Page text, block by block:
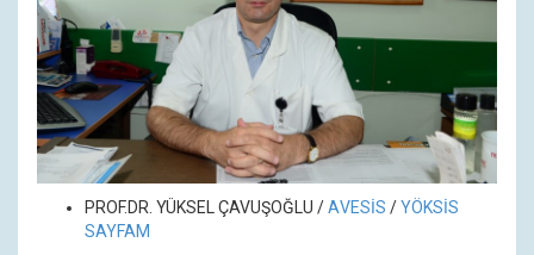
PROF.DR. YÜKSEL ÇAVUŞOĞLU /AVESİS /YÖKSİS
SAYFAM